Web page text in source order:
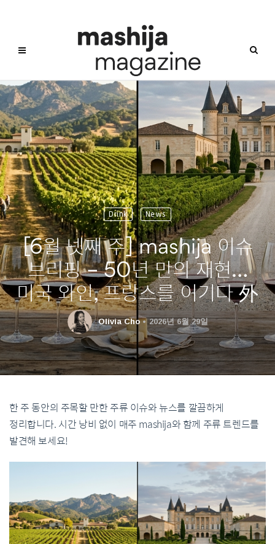
Drink News
[6월 넷째 주] mashija 이슈
브리핑 – 50년 만의 재현…
미국 와인, 프랑스를 이기다 外
Olivia Cho 2026년 6월 29일
한 주 동안의 주목할 만한 주류 이슈와 뉴스를 깔끔하게
정리합니다. 시간 낭비 없이 매주 mashija와 함께 주류 트렌드를
발견해 보세요!